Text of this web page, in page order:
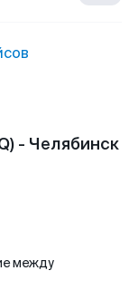
- Челябинск
между